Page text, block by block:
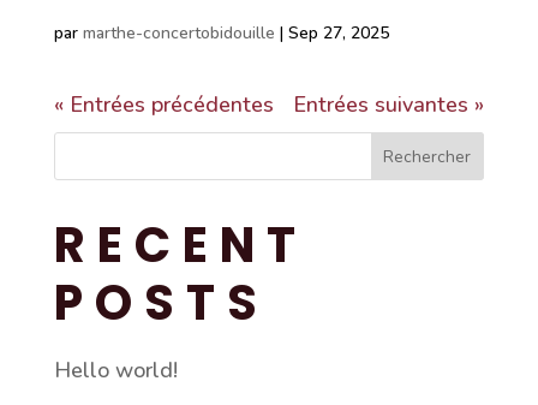
par marthe-concertobidouille | Sep 27, 2025
« Entrées précédentes Entrées suivantes »
Rechercher
RECENT
POSTS
Hello world!